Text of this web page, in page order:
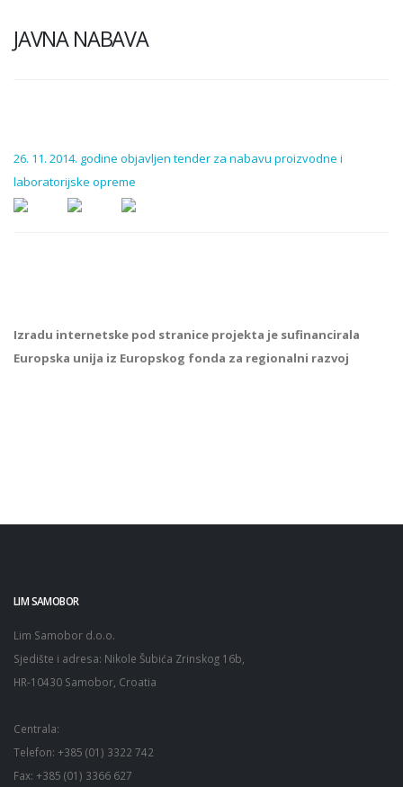
JAVNA NABAVA
26. 11. 2014. godine objavljen tender za nabavu proizvodne i
laboratorijske opreme
Izradu internetske pod stranice projekta je sufinancirala
Europska unĳa iz Europskog fonda za regionalni razvoj
LIM SAMOBOR
Lim Samobor d.o.o.
Sjedište i adresa: Nikole Šubića Zrinskog 16b,
HR-10430 Samobor, Croatia
Centrala:
Telefon: +385 (01) 3322 742
Fax: +385 (01) 3366 627